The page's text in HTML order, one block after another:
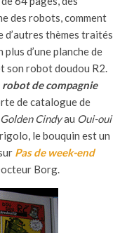
des robots, comment
d’autres thèmes traités
d’une planche de
son robot doudou R2.
robot de compagnie
de catalogue de
Golden Cindyau Oui-oui
le bouquin est un
Pas de week-end
Borg.